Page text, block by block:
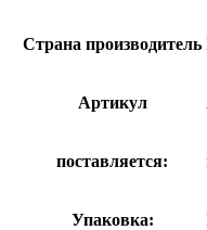
Страна производитель
Артикул
поставляется:
Упаковка: